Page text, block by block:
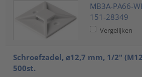
MB3A-PA66-
151-28349
Vergelijken
Schroefzadel, ⌀12,7 mm, 1/2"
500st.